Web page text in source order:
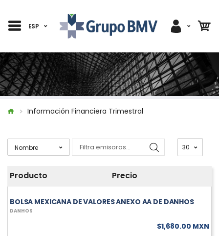
ESP
Información Financiera Trimestral
Producto Precio
BOLSA MEXICANA DE VALORES ANEXO AA DE DANHOS
DANHOS
$1,680.00 MXN